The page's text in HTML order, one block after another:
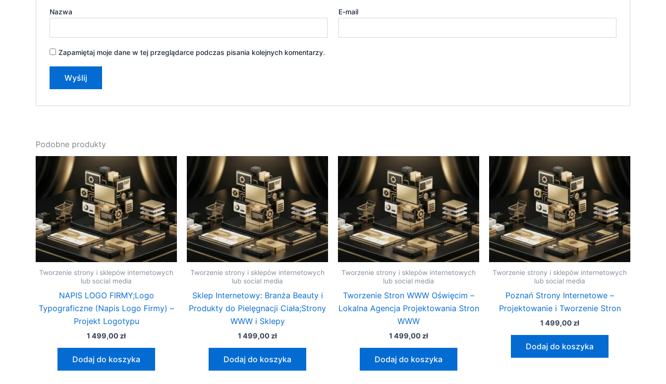
Nazwa E-mail
Zapamiętaj moje dane w tej przeglądarce podczas pisania kolejnych komentarzy.
Podobne produkty
Tworzenie strony i sklepów internetowych
lub social media
NAPIS LOGO FIRMY;Logo
Typograficzne (Napis Logo Firmy) –
Projekt Logotypu
1 499,00 zł
Dodaj do koszyka
Tworzenie strony i sklepów internetowych
lub social media
Sklep Internetowy: Branża Beauty i
Produkty do Pielęgnacji Ciała;Strony
WWW i Sklepy
1 499,00 zł
Dodaj do koszyka
Tworzenie strony i sklepów internetowych
lub social media
Tworzenie Stron WWW Oświęcim –
Lokalna Agencja Projektowania Stron
WWW
1 499,00 zł
Dodaj do koszyka
Tworzenie strony i sklepów internetowych
lub social media
Poznań Strony Internetowe –
Projektowanie i Tworzenie Stron
1 499,00 zł
Dodaj do koszyka